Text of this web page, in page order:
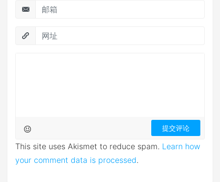
This site uses Akismet to reduce spam. Learn how
your comment data is processed.